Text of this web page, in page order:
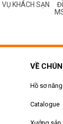
KHÁCH SẠN
VỀ
Hồ sơ
Catalogue